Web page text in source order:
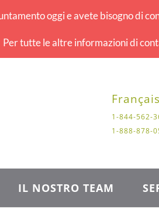
oggi e avete bisogno di
Per tutte le altre informazioni di
1-844-562-
1-888-878-
IL NOSTRO TEAM